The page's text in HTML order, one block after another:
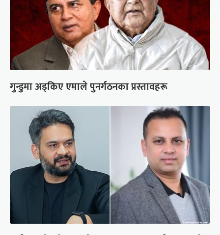
गुन्डुमा अड्किए एमाले पुनर्गठनका प्रस्तावहरू